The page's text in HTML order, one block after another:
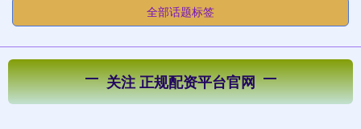
全部话题标签
关注 正规配资平台官网